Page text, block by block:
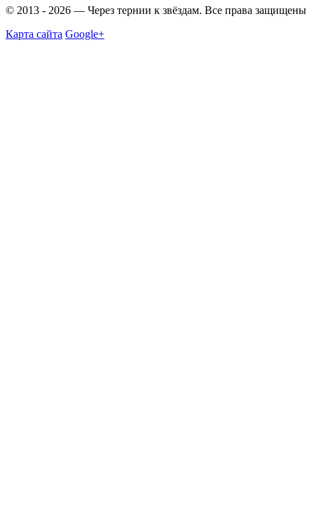
© 2013 - 2026 — Через тернии к звёздам. Все права защищены
Карта сайта Google+